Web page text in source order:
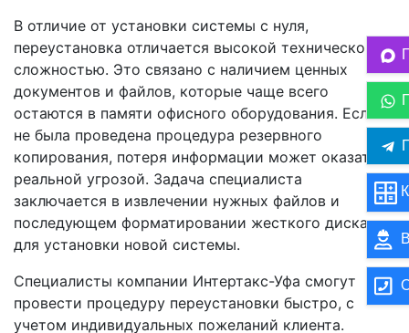
В отличие от установки системы с нуля,
переустановка отличается высокой технической
сложностью. Это связано с наличием ценных
документов и файлов, которые чаще всего
остаются в памяти офисного оборудования. Если
не была проведена процедура резервного
копирования, потеря информации может оказаться
реальной угрозой. Задача специалиста
заключается в извлечении нужных файлов и
последующем форматировании жесткого диска,
для установки новой системы.
Специалисты компании Интертакс-Уфа смогут
провести процедуру переустановки быстро, с
учетом индивидуальных пожеланий клиента.